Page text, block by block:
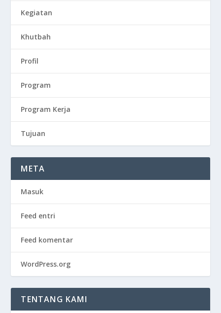
Kegiatan
Khutbah
Profil
Program
Program Kerja
Tujuan
META
Masuk
Feed entri
Feed komentar
WordPress.org
TENTANG KAMI